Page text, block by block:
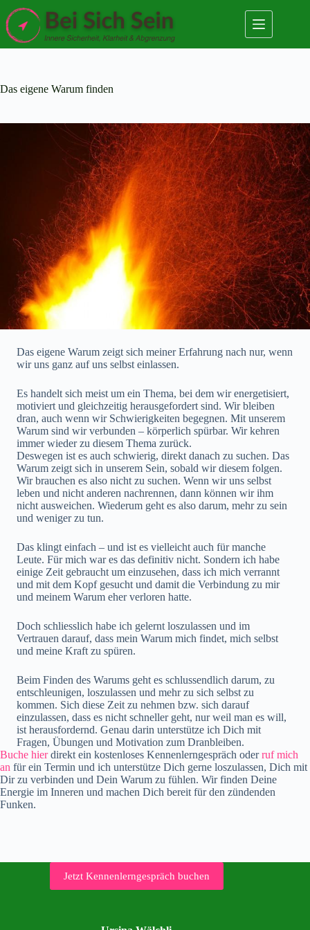
Zum
Inhalt
springen
Das eigene Warum finden
Das eigene Warum zeigt sich meiner Erfahrung nach nur, wenn
wir uns ganz auf uns selbst einlassen.
Es handelt sich meist um ein Thema, bei dem wir energetisiert,
motiviert und gleichzeitig herausgefordert sind. Wir bleiben
dran, auch wenn wir Schwierigkeiten begegnen. Mit unserem
Warum sind wir verbunden – körperlich spürbar. Wir kehren
immer wieder zu diesem Thema zurück.
Deswegen ist es auch schwierig, direkt danach zu suchen. Das
Warum zeigt sich in unserem Sein, sobald wir diesem folgen.
Wir brauchen es also nicht zu suchen. Wenn wir uns selbst
leben und nicht anderen nachrennen, dann können wir ihm
nicht ausweichen. Wiederum geht es also darum, mehr zu sein
und weniger zu tun.
Das klingt einfach – und ist es vielleicht auch für manche
Leute. Für mich war es das definitiv nicht. Sondern ich habe
einige Zeit gebraucht um einzusehen, dass ich mich verrannt
und mit dem Kopf gesucht und damit die Verbindung zu mir
und meinem Warum eher verloren hatte.
Doch schliesslich habe ich gelernt loszulassen und im
Vertrauen darauf, dass mein Warum mich findet, mich selbst
und meine Kraft zu spüren.
Beim Finden des Warums geht es schlussendlich darum, zu
entschleunigen, loszulassen und mehr zu sich selbst zu
kommen. Sich diese Zeit zu nehmen bzw. sich darauf
einzulassen, dass es nicht schneller geht, nur weil man es will,
ist herausfordernd. Genau darin unterstütze ich Dich mit
Fragen, Übungen und Motivation zum Dranbleiben.
Buche hierdirekt ein kostenloses Kennenlerngespräch oderruf mich
an für ein Termin und ich unterstütze Dich gerne loszulassen, Dich mit
Dir zu verbinden und Dein Warum zu fühlen. Wir finden Deine
Energie im Inneren und machen Dich bereit für den zündenden
Funken.
Jetzt Kennenlerngespräch buchen